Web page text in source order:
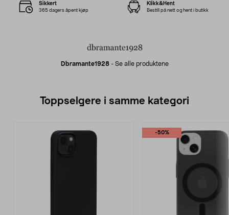
Dbramante1928- Se alle produktene
Sikkert
365 dagers åpent kjøp
Klikk&Hent
Bestill på nett og hent i butikk
Toppselgere i samme kategori
-50%